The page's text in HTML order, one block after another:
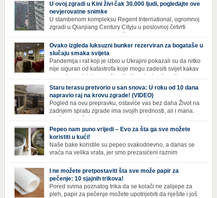
U ovoj zgradi u Kini živi čak 30.000 ljudi, pogledajte ove
nevjerovatne snimke
U stambenom kompleksu Regent International, ogromnoj
zgradi u Qianjiang Century Cityju u poslovnoj četvrti
koji nikad ne moraju izaći iz njega. Naime, s obzirom na to da unutar
zgrade mogu pronaći sve potrepštine koje im zatrebaju, stanari ovog
kompleksa zapravo nemaju potrebe izlaziti izvan njega ako […]
Ovako izgleda luksuzni bunker rezerviran za bogataše u
slučaju smaka svijeta
Pandemija i rat koji je izbio u Ukrajini pokazali su da nitko
nije siguran od katastrofa koje mogu zadesiti svijet kakav
poznajemo. I dok se većina ljudi nada da situacija u
svijetu neće postati još gora te da su prijetnje nuklearnim oružjem
isprazne, ima i onih koji se spremaju za najgori scenariji. Naime,
Survival Condo […]
Staru terasu pretvorio u san snova: U roku od 10 dana
napravio raj na krovu zgrade! (VIDEO)
Pogled na ovu prepravku, ostaviće vas bez daha Život na
zadnjem spratu zgrade ima svojih prednosti, ali i mana.
Izloženost kiši, suncu, vetru i snijegu čini da se materijali
brže troše, a terasa poprimi ruiniran izgled. Ovaj muškarac je promijenio
sve, kada je renovirao terasu i sebi stvorio zaista rajski kutak. Uživajte i
vi u […]
Pepeo nam puno vrijedi – Evo za šta ga sve možete
koristiti u kući!
Naše bake koristile su pepeo svakodnevno, a danas se
vraća na velika vrata, jer smo prezasićeni raznim
toksinima iz industrijskih preparata za kućnu higijenu.
Izbjeljivač bez premca Čak i kada se pere najboljim deterdžentima, uz
dodatak izbjeljivača, rublje ne dobija blistavu bjelinu. Možda niste znali
da je cijeđ drvenog pepela fenomenalno sredstvo za pranje bijelog […]
I ne možete pretpostaviti šta sve može papir za
pečenje: 10 sjajnih trikova!
Pored svima poznatog trika da se kolači ne zalijepe za
pleh, papir za pečenje možete upotrijebiti da riješite i još